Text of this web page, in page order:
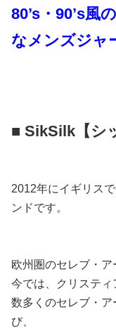
80’s・90’s風
なメンズジャ
■ SikSilk【シ
2012年にイギリス
ンドです。
欧州圏のセレブ・ア
今では、クリスティ
数多くのセレブ・
び、